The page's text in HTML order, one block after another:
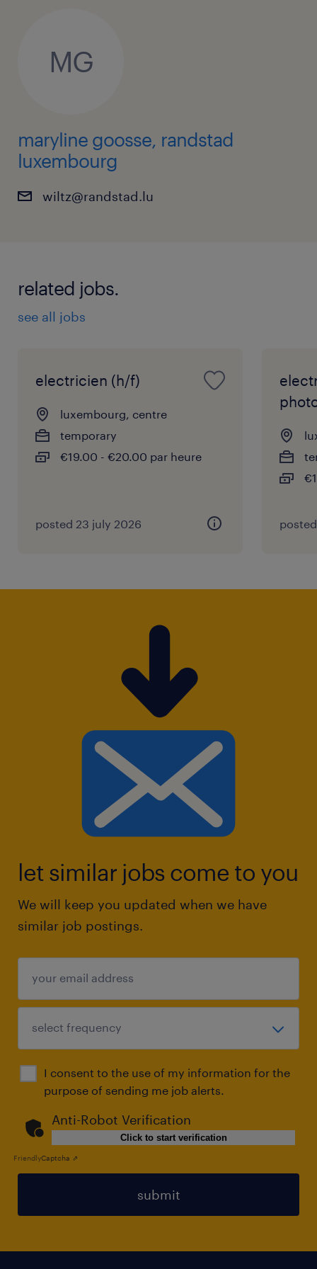
MG
maryline goosse, randstad
luxembourg
wiltz@randstad.lu
related jobs.
see all jobs
electricien (h/f)
luxembourg, centre
temporary
€19.00 - €20.00 par heure
posted 23 july 2026
let similar jobs come to you
We will keep you updated when we have
similar job postings.
I consent to the use of my information for the
purpose of sending me job alerts.
Anti-Robot Verification
Click to start verification
FriendlyCaptcha ⇗
submit